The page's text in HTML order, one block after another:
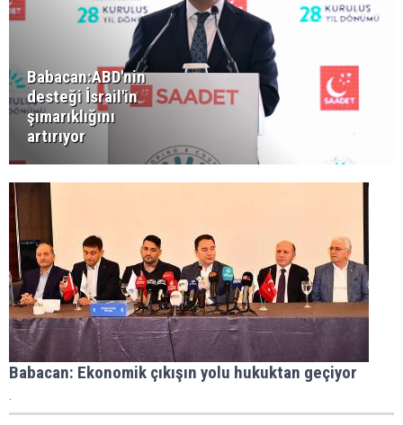
Babacan:ABD'nin
desteği İsrail'in
şımarıklığını
artırıyor
Babacan: Ekonomik çıkışın yolu hukuktan geçiyor
.